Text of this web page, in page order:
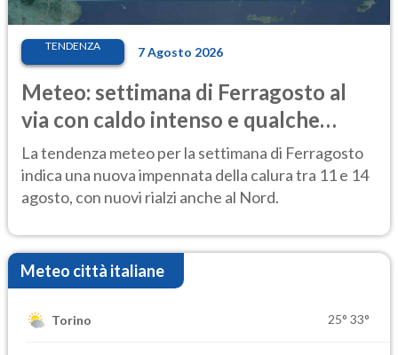
TENDENZA 7 Agosto 2026
Meteo: settimana di Ferragosto al
via con caldo intenso e qualche
temporale
La tendenza meteo per la settimana di Ferragosto
indica una nuova impennata della calura tra 11 e 14
agosto, con nuovi rialzi anche al Nord.
Meteo città italiane
Torino 25° 33°